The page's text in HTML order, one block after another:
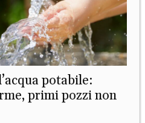
potabile:
primi pozzi non